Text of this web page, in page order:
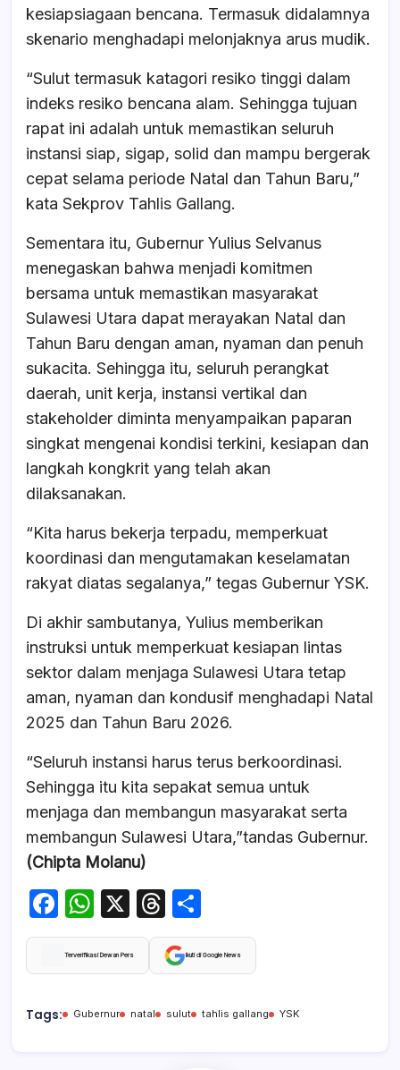
kesiapsiagaan bencana. Termasuk didalamnya
skenario menghadapi melonjaknya arus mudik.
“Sulut termasuk katagori resiko tinggi dalam
indeks resiko bencana alam. Sehingga tujuan
rapat ini adalah untuk memastikan seluruh
instansi siap, sigap, solid dan mampu bergerak
cepat selama periode Natal dan Tahun Baru,”
kata Sekprov Tahlis Gallang.
Sementara itu, Gubernur Yulius Selvanus
menegaskan bahwa menjadi komitmen
bersama untuk memastikan masyarakat
Sulawesi Utara dapat merayakan Natal dan
Tahun Baru dengan aman, nyaman dan penuh
sukacita. Sehingga itu, seluruh perangkat
daerah, unit kerja, instansi vertikal dan
stakeholder diminta menyampaikan paparan
singkat mengenai kondisi terkini, kesiapan dan
langkah kongkrit yang telah akan
dilaksanakan.
“Kita harus bekerja terpadu, memperkuat
koordinasi dan mengutamakan keselamatan
rakyat diatas segalanya,” tegas Gubernur YSK.
Di akhir sambutanya, Yulius memberikan
instruksi untuk memperkuat kesiapan lintas
sektor dalam menjaga Sulawesi Utara tetap
aman, nyaman dan kondusif menghadapi Natal
2025 dan Tahun Baru 2026.
“Seluruh instansi harus terus berkoordinasi.
Sehingga itu kita sepakat semua untuk
menjaga dan membangun masyarakat serta
membangun Sulawesi Utara,”tandas Gubernur.
(Chipta Molanu)
F
a
c
b
W
h
at
A
X
T
hr
e
d
h
ar
Terverifikasi Dewan Pers Ikuti di Google News
Tags: Gubernur natal sulut tahlis gallang YSK